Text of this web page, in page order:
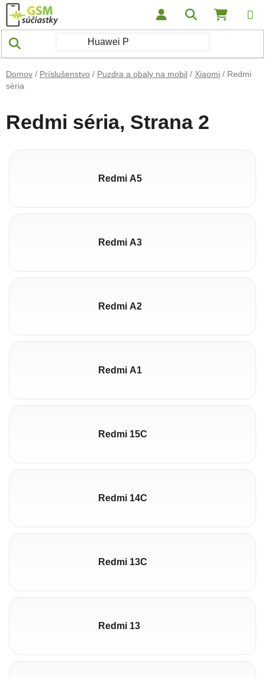
Prejsť na obsah Hľadať
Domov / Príslušenstvo / Puzdra a obaly na mobil / Xiaomi / Redmi
séria
Redmi séria, Strana 2
Redmi A5
Redmi A3
Redmi A2
Redmi A1
Redmi 15C
Redmi 14C
Redmi 13C
Redmi 13